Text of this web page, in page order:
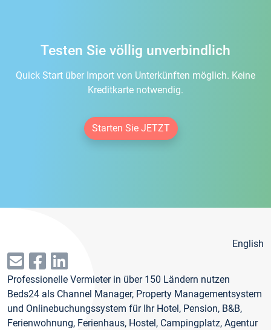
Testen Sie völlig unverbindlich
Quick Start über Import von Unterkünften möglich. Keine
Kreditkarte notwendig.
Starten Sie JETZT
English
Professionelle Vermieter in über 150 Ländern nutzen
Beds24 als Channel Manager, Property Managementsystem
und Onlinebuchungssystem für Ihr Hotel, Pension, B&B,
Ferienwohnung, Ferienhaus, Hostel, Campingplatz, Agentur